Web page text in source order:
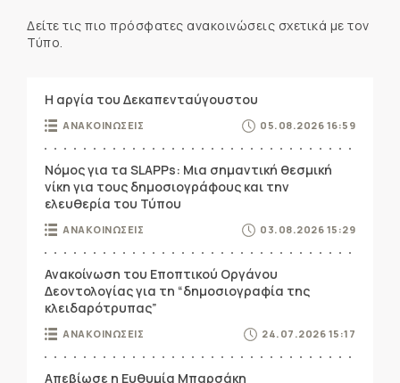
Δείτε τις πιο πρόσφατες ανακοινώσεις σχετικά με τον
Τύπο.
Η αργία του Δεκαπενταύγουστου
ΑΝΑΚΟΙΝΩΣΕΙΣ 05.08.2026 16:59
Νόμος για τα SLAPPs: Μια σημαντική θεσμική
νίκη για τους δημοσιογράφους και την
ελευθερία του Τύπου
ΑΝΑΚΟΙΝΩΣΕΙΣ 03.08.2026 15:29
Ανακοίνωση του Εποπτικού Οργάνου
Δεοντολογίας για τη “δημοσιογραφία της
κλειδαρότρυπας”
ΑΝΑΚΟΙΝΩΣΕΙΣ 24.07.2026 15:17
Απεβίωσε η Ευθυμία Μπαρσάκη